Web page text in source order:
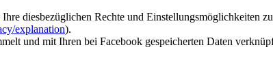
diesbezüglichen Rechte und Einstellungsmöglichkeiten
explanation).
und mit Ihren bei Facebook gespeicherten Daten